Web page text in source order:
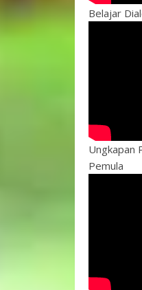
Belajar
Ungkapan
Pemula